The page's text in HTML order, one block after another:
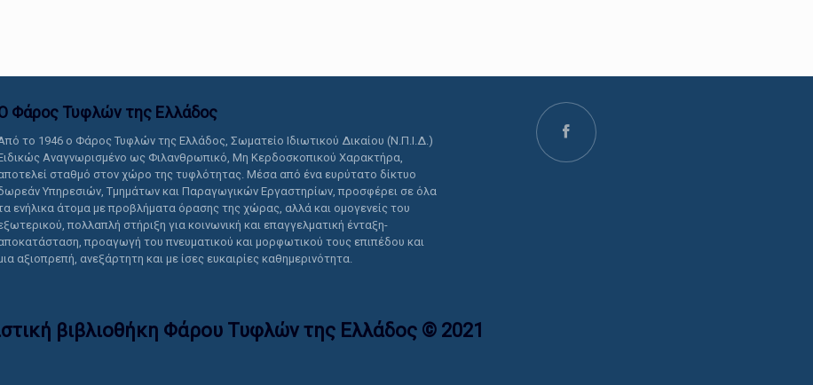
αυτό το περιεχόμενο.
Φάρος Τυφλών της Ελλάδoς
το 1946 ο Φάρος Τυφλών της Ελλάδος, Σωματείο Ιδιωτικού Δικαίου (Ν.Π.Ι.Δ.)
Αναγνωρισμένο ως Φιλανθρωπικό, Μη Κερδοσκοπικού Χαρακτήρα,
σταθμό στον χώρο της τυφλότητας. Μέσα από ένα ευρύτατο δίκτυο
Υπηρεσιών, Τμημάτων και Παραγωγικών Εργαστηρίων, προσφέρει σε όλα
ενήλικα άτομα με προβλήματα όρασης της χώρας, αλλά και ομογενείς του
πολλαπλή στήριξη για κοινωνική και επαγγελματική ένταξη-
προαγωγή του πνευματικού και μορφωτικού τους επιπέδου και
αξιοπρεπή, ανεξάρτητη και με ίσες ευκαιρίες καθημερινότητα.
βιβλιοθήκη Φάρου Τυφλών της Ελλάδoς © 2021